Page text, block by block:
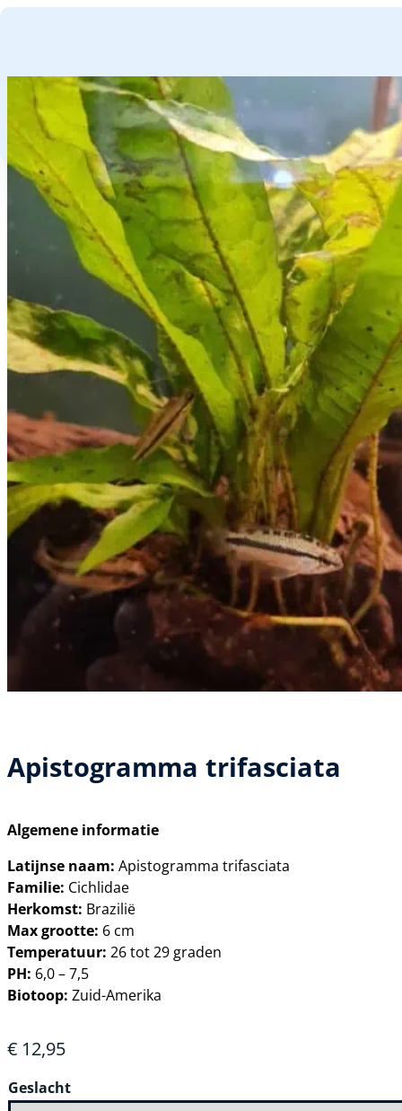
Apistogramma trifasciata
Algemene informatie
Latijnse naam: Apistogramma trifasciata
Familie: Cichlidae
Herkomst: Brazilië
Max grootte: 6 cm
Temperatuur: 26 tot 29 graden
PH: 6,0 – 7,5
Biotoop: Zuid-Amerika
€ 12,95
Geslacht